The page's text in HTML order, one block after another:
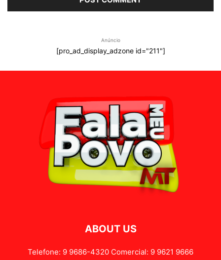
Anúncio
[pro_ad_display_adzone id="211"]
ABOUT US
Telefone: 9 9686-4320 Comercial: 9 9621 9666